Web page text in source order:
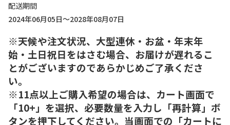
配送期間
2024年06月05日～2028年08月07日
※天候や注文状況、大型連休・お盆・年末年
始・土日祝日をはさむ場合、お届けが遅れるこ
とがございますのであらかじめご了承くださ
い。
※11点以上ご購入希望の場合は、カート画面で
「10+」を選択、必要数量を入力し「再計算」ボ
タンを押下してください。当画面での「カートに